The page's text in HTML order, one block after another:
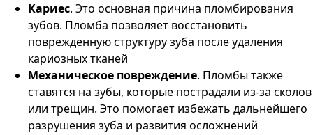
Кариес. Это основная причина пломбирования
зубов. Пломба позволяет восстановить
поврежденную структуру зуба после удаления
кариозных тканей​
Механическое повреждение. Пломбы также
ставятся на зубы, которые пострадали из-за сколов
или трещин. Это помогает избежать дальнейшего
разрушения зуба и развития осложнений​